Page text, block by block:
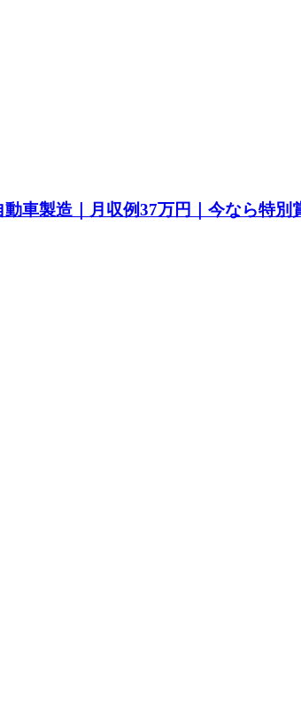
車製造｜月収例37万円｜今なら特別